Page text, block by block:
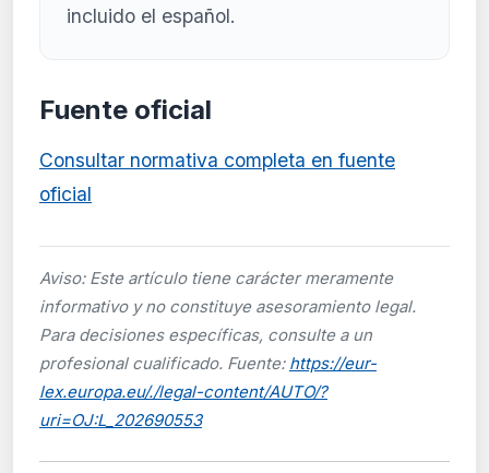
incluido el español.
Fuente oficial
Consultar normativa completa en fuente
oficial
Aviso: Este artículo tiene carácter meramente
informativo y no constituye asesoramiento legal.
Para decisiones específicas, consulte a un
profesional cualificado. Fuente: https://eur-
lex.europa.eu/./legal-content/AUTO/?
uri=OJ:L_202690553